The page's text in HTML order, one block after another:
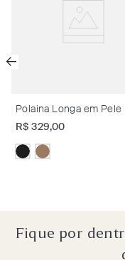
Polaina Longa em Pele
R$ 329,00
Fique por